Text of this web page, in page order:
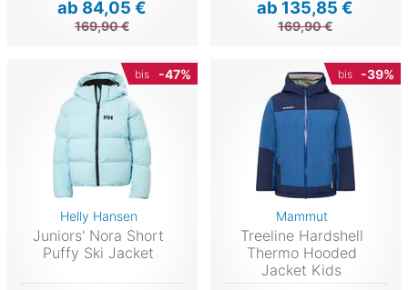
ab 84,05 €
169,90 €
ab 135,85 €
169,90 €
bis -47%
Helly Hansen
Juniors' Nora Short
Puffy Ski Jacket
bis -39%
Mammut
Treeline Hardshell
Thermo Hooded
Jacket Kids